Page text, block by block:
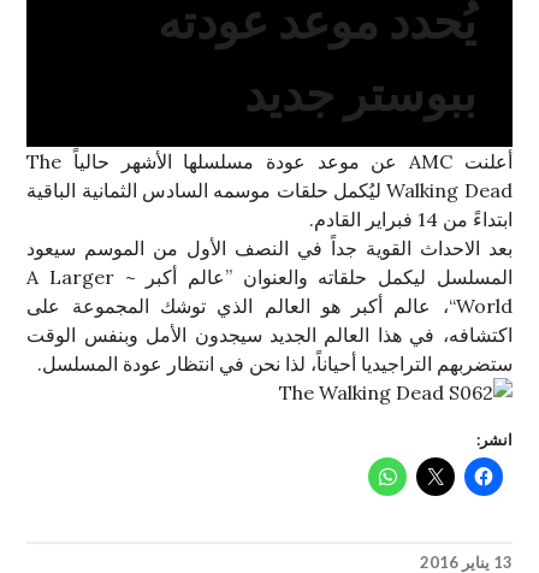
يُحدد موعد عودته
ببوستر جديد
أعلنت AMC عن موعد عودة مسلسلها الأشهر حالياً The
Walking Dead ليُكمل حلقات موسمه السادس الثمانية الباقية
ابتداءً من 14 فبراير القادم.
بعد الاحداث القوية جداً في النصف الأول من الموسم سيعود
المسلسل ليكمل حلقاته والعنوان ”عالم أكبر ~ A Larger
World“، عالم أكبر هو العالم الذي توشك المجموعة على
اكتشافه، في هذا العالم الجديد سيجدون الأمل وبنفس الوقت
ستضربهم التراجيديا أحياناً، لذا نحن في انتظار عودة المسلسل.
انشر:
13 يناير 2016